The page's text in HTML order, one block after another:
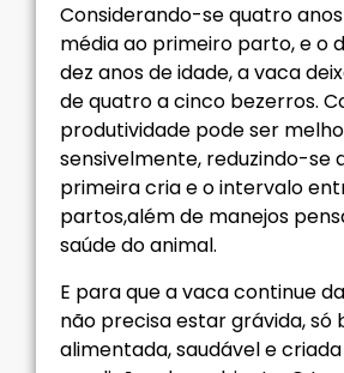
Considerando-se quatro
média ao primeiro parto, e o
dez anos de idade, a vaca
de quatro a cinco bezerros.
produtividade pode ser
sensivelmente, reduzindo-se
primeira cria e o intervalo
partos,além de manejos
saúde do animal.
E para que a vaca continue
não precisa estar grávida, só
alimentada, saudável e